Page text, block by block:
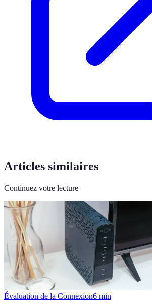
Articles similaires
Continuez votre lecture
Évaluation de la Connexion6 min